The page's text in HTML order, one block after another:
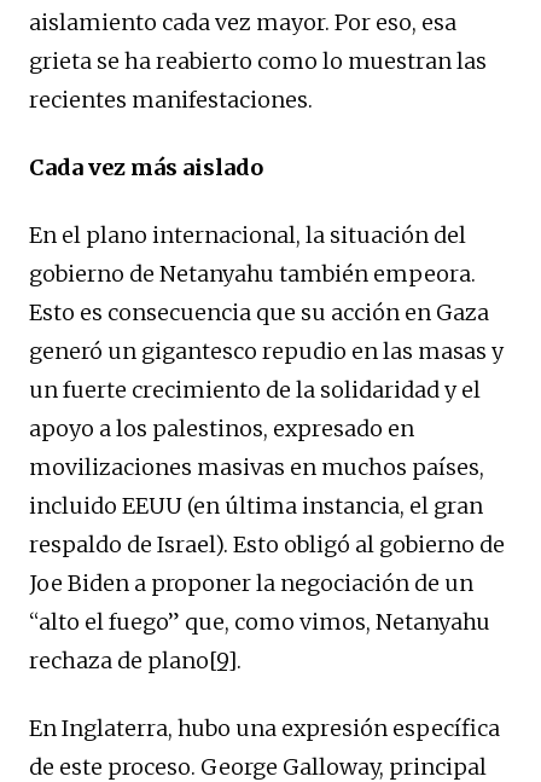
aislamiento cada vez mayor. Por eso, esa
grieta se ha reabierto como lo muestran las
recientes manifestaciones.
Cada vez más aislado
En el plano internacional, la situación del
gobierno de Netanyahu también empeora.
Esto es consecuencia que su acción en Gaza
generó un gigantesco repudio en las masas y
un fuerte crecimiento de la solidaridad y el
apoyo a los palestinos, expresado en
movilizaciones masivas en muchos países,
incluido EEUU (en última instancia, el gran
respaldo de Israel). Esto obligó al gobierno de
Joe Biden a proponer la negociación de un
“alto el fuego” que, como vimos, Netanyahu
rechaza de plano[9].
En Inglaterra, hubo una expresión específica
de este proceso. George Galloway, principal